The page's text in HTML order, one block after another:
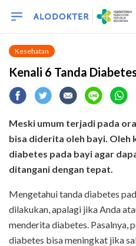
Kesehatan
Kenali 6 Tanda
Meski umum terjadi pada
bisa diderita oleh bayi. Oleh
diabetes pada bayi agar
ditangani dengan tepat.
Mengetahui tanda diabetes
dilakukan, apalagi jika Anda
menderita diabetes. Pasalnya,
diabetes bisa meningkat jika